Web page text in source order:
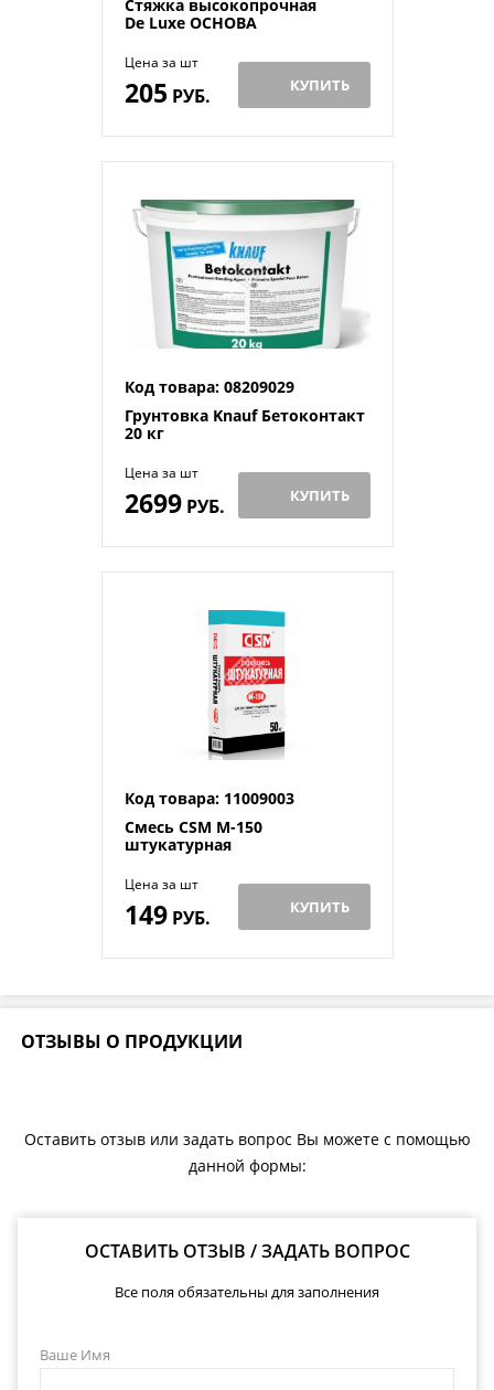
Стяжка высокопрочная
De Luxe ОСНОВА
Цена за шт
205 РУБ. КУПИТЬ
Код товара: 08209029
Грунтовка Knauf Бетоконтакт
20 кг
Цена за шт
2699РУБ. КУПИТЬ
Код товара: 11009003
Смесь CSM М-150
штукатурная
Цена за шт
149РУБ. КУПИТЬ
ОТЗЫВЫ О ПРОДУКЦИИ
Оставить отзыв или задать вопрос Вы можете с помощью
данной формы:
ОСТАВИТЬ ОТЗЫВ / ЗАДАТЬ ВОПРОС
Все поля обязательны для заполнения
Ваше Имя